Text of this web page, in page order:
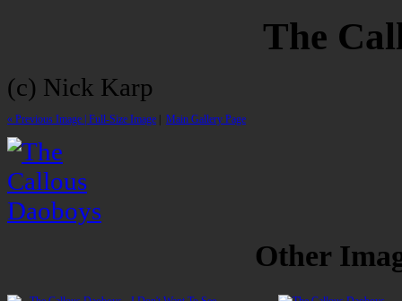
The
(c) Nick Karp
« Previous Image | Full-Size Image Main Gallery Page
Other